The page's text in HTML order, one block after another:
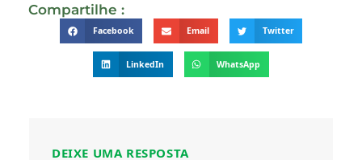
Compartilhe :
Facebook Email Twitter
LinkedIn WhatsApp
DEIXE UMA RESPOSTA